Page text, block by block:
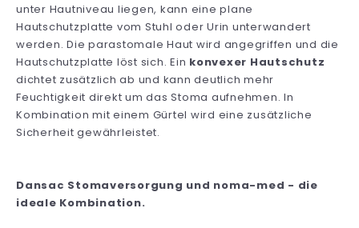
unter Hautniveau liegen, kann eine plane
Hautschutzplatte vom Stuhl oder Urin unterwandert
werden. Die parastomale Haut wird angegriffen und die
Hautschutzplatte löst sich. Ein konvexer Hautschutz
dichtet zusätzlich ab und kann deutlich mehr
Feuchtigkeit direkt um das Stoma aufnehmen. In
Kombination mit einem Gürtel wird eine zusätzliche
Sicherheit gewährleistet.
Dansac Stomaversorgung und noma-med - die
ideale Kombination.